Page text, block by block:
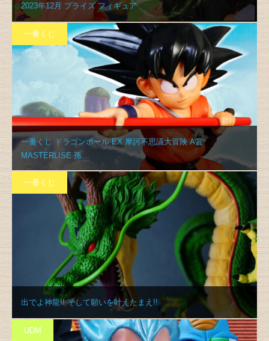
2023年12月 プライズ フィギュア
一番くじ
一番くじ ドラゴンボール EX 摩訶不思議大冒険 A賞
MASTERLISE 孫…
一番くじ
出でよ神龍!! そして願いを叶えたまえ!!
UDM